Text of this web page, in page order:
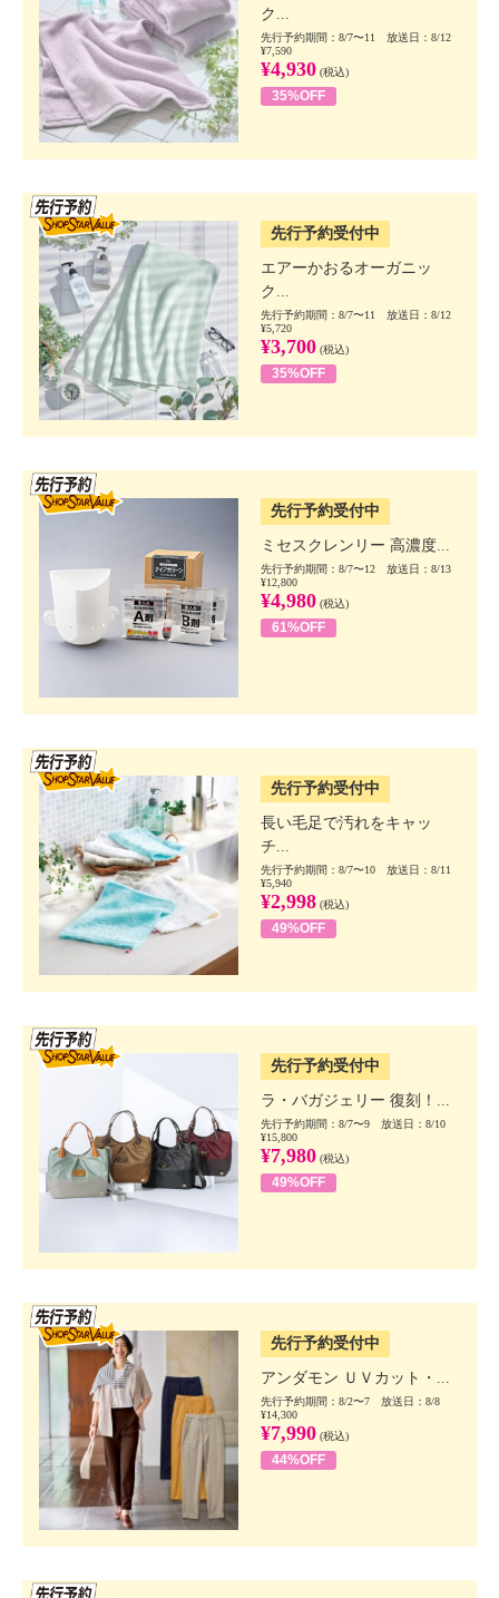
ク...
先行予約期間：8/7〜11 放送日：8/12
¥7,590
¥4,930 (税込)
35%OFF
先行予約受付中
エアーかおるオーガニッ
ク...
先行予約期間：8/7〜11 放送日：8/12
¥5,720
¥3,700 (税込)
35%OFF
先行予約受付中
ミセスクレンリー 高濃度...
先行予約期間：8/7〜12 放送日：8/13
¥12,800
¥4,980 (税込)
61%OFF
先行予約受付中
長い毛足で汚れをキャッ
チ...
先行予約期間：8/7〜10 放送日：8/11
¥5,940
¥2,998 (税込)
49%OFF
先行予約受付中
ラ・バガジェリー 復刻！...
先行予約期間：8/7〜9 放送日：8/10
¥15,800
¥7,980 (税込)
49%OFF
先行予約受付中
アンダモン ＵＶカット・...
先行予約期間：8/2〜7 放送日：8/8
¥14,300
¥7,990 (税込)
44%OFF